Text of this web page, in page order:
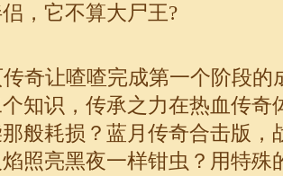
，它不算大尸王?
奇让喳喳完成第一个阶段的
知识，传承之力在热血传奇
般耗损？蓝月传奇合击版，
照亮黑夜一样钳虫？用特殊